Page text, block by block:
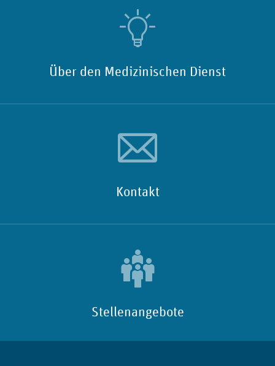
Über den Medizinischen Dienst
Kontakt
Stellenangebote